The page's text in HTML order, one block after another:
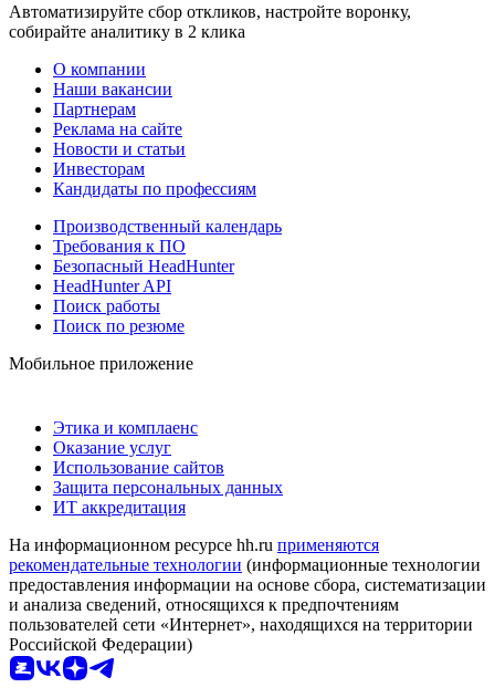
Автоматизируйте сбор откликов, настройте воронку,
собирайте аналитику в 2 клика
О компании
Наши вакансии
Партнерам
Реклама на сайте
Новости и статьи
Инвесторам
Кандидаты по профессиям
Производственный календарь
Требования к ПО
Безопасный HeadHunter
HeadHunter API
Поиск работы
Поиск по резюме
Мобильное приложение
Этика и комплаенс
Оказание услуг
Использование сайтов
Защита персональных данных
ИТ аккредитация
На информационном ресурсе hh.ru применяются
рекомендательные технологии (информационные технологии
предоставления информации на основе сбора, систематизации
и анализа сведений, относящихся к предпочтениям
пользователей сети «Интернет», находящихся на территории
Российской Федерации)